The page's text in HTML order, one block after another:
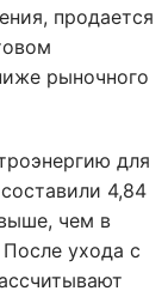
продается
рыночного
для
4,84
чем в
ухода с